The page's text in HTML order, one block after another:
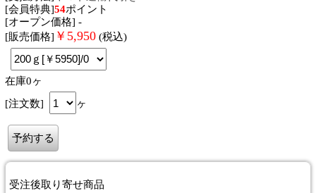
[会員特典]54ポイント
[オープン価格] -
[販売価格] ￥ 5,950 (税込)
在庫0ヶ
[注文数]
ヶ
受注後取り寄せ商品